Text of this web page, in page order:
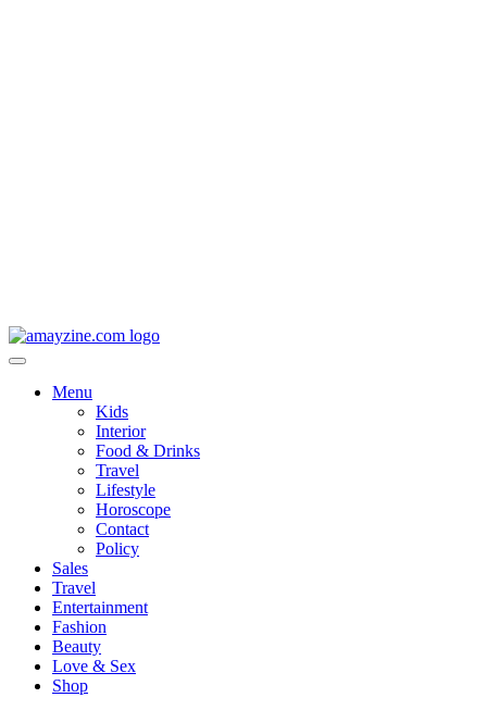
Menu
Kids
Interior
Food & Drinks
Travel
Lifestyle
Horoscope
Contact
Policy
Sales
Travel
Entertainment
Fashion
Beauty
Love & Sex
Shop